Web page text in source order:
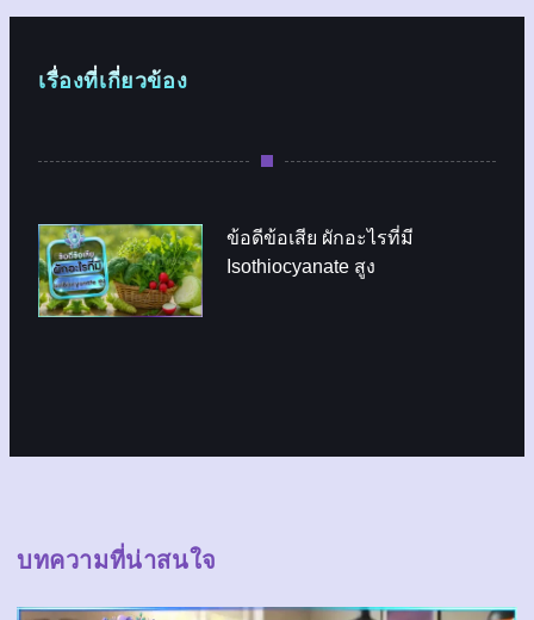
เรื่องที่เกี่ยวข้อง
ข้อดีข้อเสีย ผักอะไรที่มี
Isothiocyanate สูง
บทความที่น่าสนใจ